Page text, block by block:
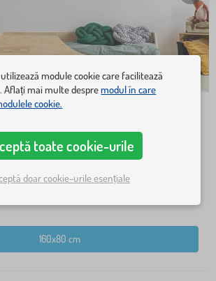
160x80 cm
module cookie care facilitează
Aflați mai multe despremodul în care
cookie.
toate cookie-urile
doar cookie-urile esențiale